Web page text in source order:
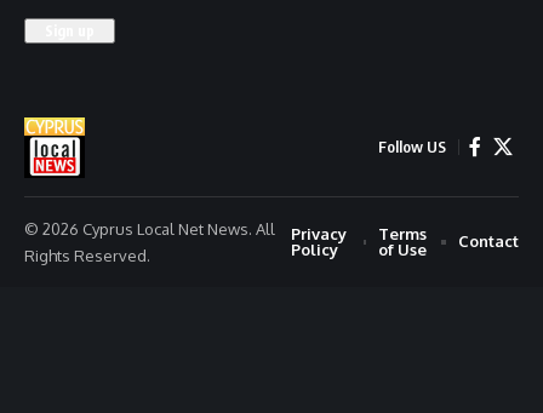
Follow US
© 2026 Cyprus Local Net News. All
Rights Reserved.
Privacy
Policy
Terms
of Use
Contact